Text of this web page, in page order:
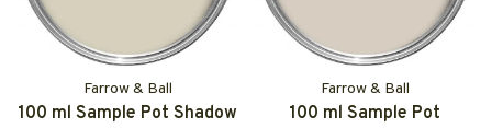
Farrow & Ball
100 ml Sample Pot Shadow
Farrow & Ball
100 ml Sample Pot